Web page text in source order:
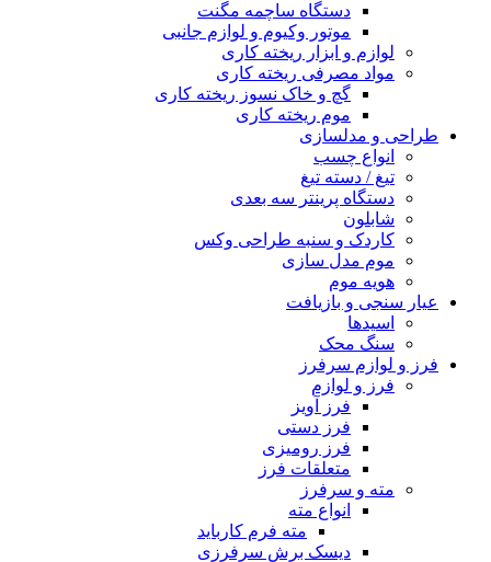
دستگاه ساچمه مگنت
موتور وکیوم و لوازم جانبی
لوازم و ابزار ریخته کاری
مواد مصرفی ریخته کاری
گچ و خاک نسوز ریخته کاری
موم ریخته کاری
طراحی و مدلسازی
انواع چسب
تیغ / دسته تیغ
دستگاه پرینتر سه بعدی
شابلون
کاردک و سنبه طراحی وکس
موم مدل سازی
هویه موم
عیار سنجی و بازیافت
اسیدها
سنگ محک
فرز و لوازم سرفرز
فرز و لوازم
فرز آویز
فرز دستی
فرز رومیزی
متعلقات فرز
مته و سرفرز
انواع مته
مته فرم کارباید
دیسک برش سرفرزی